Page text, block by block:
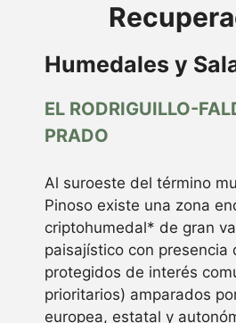
Humedales y
EL RODRIGUILLO-
PRADO
Al suroeste del término
Pinoso existe una zona
criptohumedal* de gran
paisajístico con presencia
protegidos de interés
prioritarios) amparados
europea, estatal y